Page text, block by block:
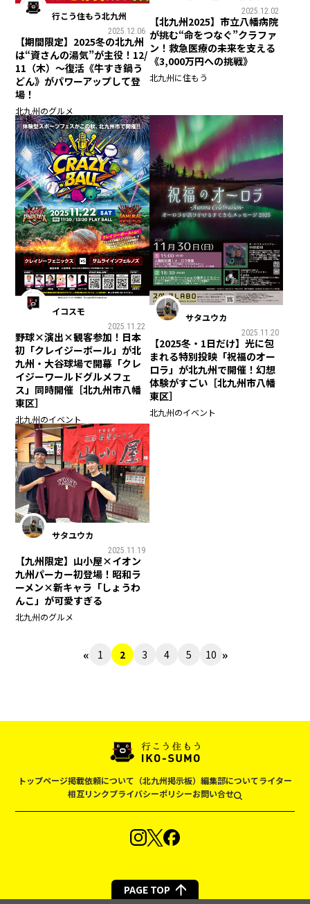
行こう住もう北九州
2025.12.06
【期間限定】2025冬の北九州
は“資さんの湯気”が主役！12/
11（木）〜復活《牛すき鍋う
どん》がパワーアップして登
場！
北九州のグルメ
2025.12.02
【北九州2025】市立八幡病院
が挑む“命をつなぐ”クラファ
ン！救急医療の未来を支える
《3,000万円への挑戦》
北九州に住もう
イコスモ
2025.11.22
野球×演出×観客参加！日本
初「クレイジーボール」が北
九州・大谷球場で開幕「クレ
イジーワールドグルメフェ
ス」同時開催［北九州市八幡
東区］
北九州のイベント
サタユウカ
2025.11.20
【2025冬・1日だけ】光に包
まれる特別投映「祝福のオー
ロラ」が北九州で開催！幻想
体験がすごい［北九州市八幡
東区］
北九州のイベント
サタユウカ
2025.11.19
【九州限定】山小屋×イオン
九州パーカー初登場！昭和ラ
ーメン×新キャラ「しょうわ
んこ」が可愛すぎる
北九州のグルメ
« 1 2 3 4 5 10 »
トップページ掲載依頼について（北九州掲示板） 編集部についてライター
相互リンクプライバシーポリシーお問い合せ
PAGE TOP